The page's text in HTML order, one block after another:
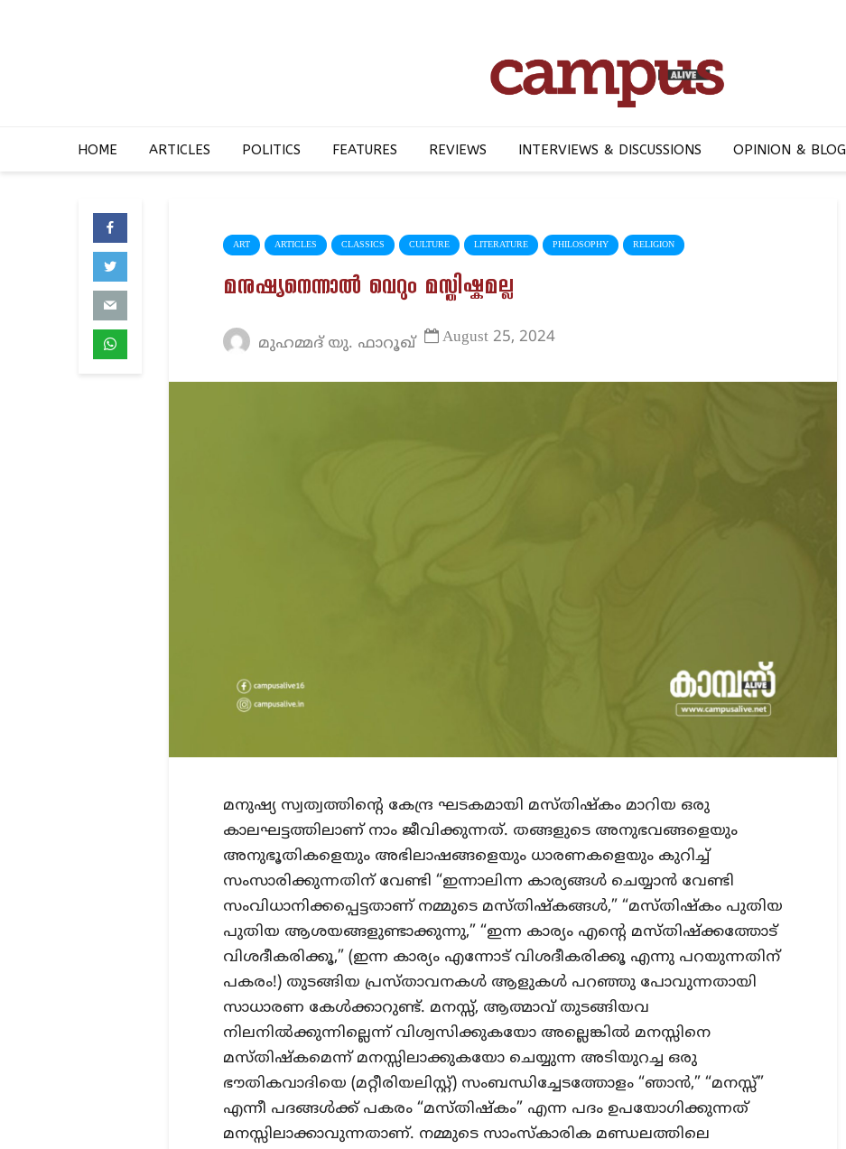
HOME ARTICLES POLITICS FEATURES REVIEWS INTERVIEWS & DISCUSSIONS OPINION & BLOG
ART ARTICLES CLASSICS CULTURE LITERATURE PHILOSOPHY RELIGION
മനുഷ്യനെന്നാൽ വെറും മസ്തിഷ്കമല്ല
മുഹമ്മദ് യു. ഫാറൂഖ് August 25, 2024
മനുഷ്യ സ്വത്വത്തിന്റെ കേന്ദ്ര ഘടകമായി മസ്തിഷ്കം മാറിയ ഒരു
കാലഘട്ടത്തിലാണ് നാം ജീവിക്കുന്നത്. തങ്ങളുടെ അനുഭവങ്ങളെയും
അനുഭൂതികളെയും അഭിലാഷങ്ങളെയും ധാരണകളെയും കുറിച്ച്
സംസാരിക്കുന്നതിന് വേണ്ടി “ഇന്നാലിന്ന കാര്യങ്ങൾ ചെയ്യാൻ വേണ്ടി
സംവിധാനിക്കപ്പെട്ടതാണ് നമ്മുടെ മസ്തിഷ്കങ്ങൾ,” “മസ്തിഷ്കം പുതിയ
പുതിയ ആശയങ്ങളുണ്ടാക്കുന്നു,” “ഇന്ന കാര്യം എന്റെ മസ്തിഷ്ക്കത്തോട്
വിശദീകരിക്കൂ,” (ഇന്ന കാര്യം എന്നോട് വിശദീകരിക്കൂ എന്നു പറയുന്നതിന്
പകരം!) തുടങ്ങിയ പ്രസ്താവനകൾ ആളുകൾ പറഞ്ഞു പോവുന്നതായി
സാധാരണ കേൾക്കാറുണ്ട്. മനസ്സ്, ആത്മാവ് തുടങ്ങിയവ
നിലനിൽക്കുന്നില്ലെന്ന് വിശ്വസിക്കുകയോ അല്ലെങ്കിൽ മനസ്സിനെ
മസ്തിഷ്കമെന്ന് മനസ്സിലാക്കുകയോ ചെയ്യുന്ന അടിയുറച്ച ഒരു
ഭൗതികവാദിയെ (മറ്റീരിയലിസ്റ്റ്) സംബന്ധിച്ചേടത്തോളം “ഞാൻ,” “മനസ്സ്”
എന്നീ പദങ്ങൾക്ക് പകരം “മസ്തിഷ്കം” എന്ന പദം ഉപയോഗിക്കുന്നത്
മനസ്സിലാക്കാവുന്നതാണ്. നമ്മുടെ സാംസ്കാരിക മണ്ഡലത്തിലെ